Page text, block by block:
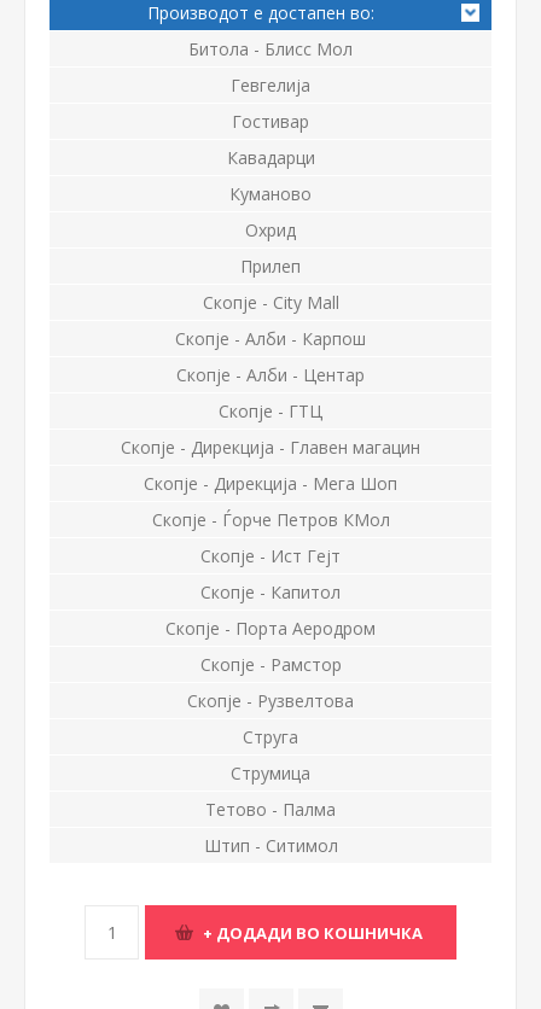
Производот е достапен во:
Битола - Блисс Мол
Гевгелија
Гостивар
Кавадарци
Куманово
Охрид
Прилеп
Скопје - City Mall
Скопје - Алби - Карпош
Скопје - Алби - Центар
Скопје - ГТЦ
Скопје - Дирекција - Главен магацин
Скопје - Дирекција - Мега Шоп
Скопје - Ѓорче Петров КМол
Скопје - Ист Гејт
Скопје - Капитол
Скопје - Порта Аеродром
Скопје - Рамстор
Скопје - Рузвелтова
Струга
Струмица
Тетово - Палма
Штип - Ситимол